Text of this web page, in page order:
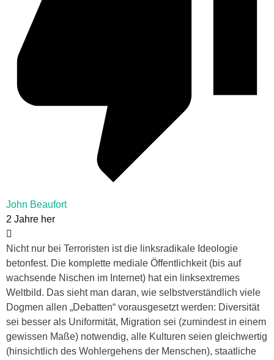
John Beaufort
2 Jahre her
Nicht nur bei Terroristen ist die linksradikale Ideologie
betonfest. Die komplette mediale Öffentlichkeit (bis auf
wachsende Nischen im Internet) hat ein linksextremes
Weltbild. Das sieht man daran, wie selbstverständlich viele
Dogmen allen „Debatten“ vorausgesetzt werden: Diversität
sei besser als Uniformität, Migration sei (zumindest in einem
gewissen Maße) notwendig, alle Kulturen seien gleichwertig
(hinsichtlich des Wohlergehens der Menschen), staatliche